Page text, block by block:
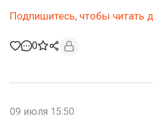
Подпишитесь, чтобы читать
0
09 июля 15:50